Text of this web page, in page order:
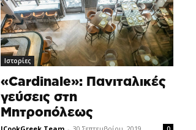
Ιστορίες
«Cardinale»: Πανιταλικές
γεύσεις στη
Μητροπόλεως